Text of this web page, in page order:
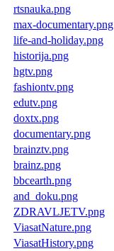
rtsnauka.png
max-documentary.png
life-and-holiday.png
historija.png
hgtv.png
fashiontv.png
edutv.png
doxtx.png
documentary.png
brainztv.png
brainz.png
bbcearth.png
and_doku.png
ZDRAVLJETV.png
ViasatNature.png
ViasatHistory.png